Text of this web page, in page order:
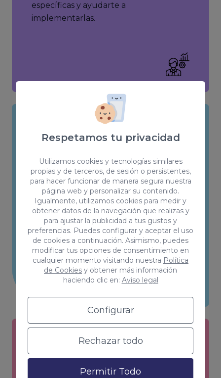
Respetamos tu privacidad
Utilizamos cookies y tecnologías similares
propias y de terceros, de sesión o persistentes,
para hacer funcionar de manera segura nuestra
página web y personalizar su contenido.
Igualmente, utilizamos cookies para medir y
obtener datos de la navegación que realizas y
para ajustar la publicidad a tus gustos y
preferencias. Puedes configurar y aceptar el uso
de cookies a continuación. Asimismo, puedes
modificar tus opciones de consentimiento en
cualquier momento visitando nuestra Política
de Cookies y obtener más información
haciendo clic en: Aviso legal
Configurar
Rechazar todo
Permitir Todo
específicas y ayudarte a
implementarlas.
SEO Content
calidad y relevante que atraiga a tu
público objetivo y se posicione bien en
los motores de búsqueda. Tenemos
profesionales en español, inglés y
alemán in-house para cubrir el
mercado internacional.
Desarrollaremos un plan de acción